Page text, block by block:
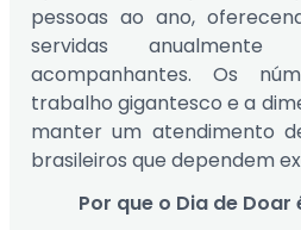
pessoas ao ano,
servidas
acompanhantes. Os
trabalho gigantesco e a
manter um atendimento
brasileiros que dependem
Por que o Dia de